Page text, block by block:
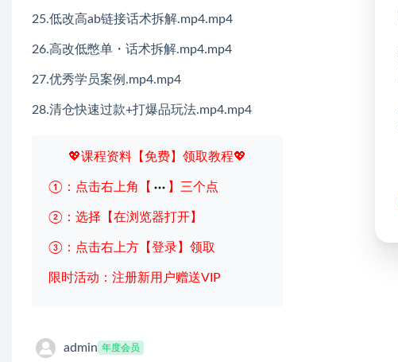
25.低改高ab链接话术拆解.mp4.mp4
26.高改低憋单・话术拆解.mp4.mp4
27.优秀学员案例.mp4.mp4
28.清仓快速过款+打爆品玩法.mp4.mp4
💖课程资料【免费】领取教程💖
①：点击右上角【 】三个点
②：选择【在浏览器打开】
③：点击右上方【登录】领取
限时活动：注册新用户赠送VIP
admin 年度会员